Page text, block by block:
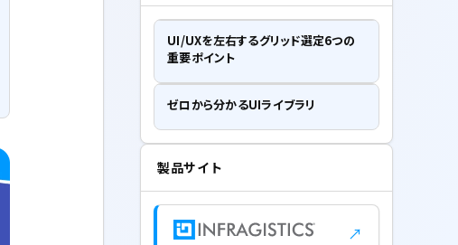
UI/UXを左右するグリッド選定6つの
重要ポイント
ゼロから分かるUIライブラリ
製品サイト
↗